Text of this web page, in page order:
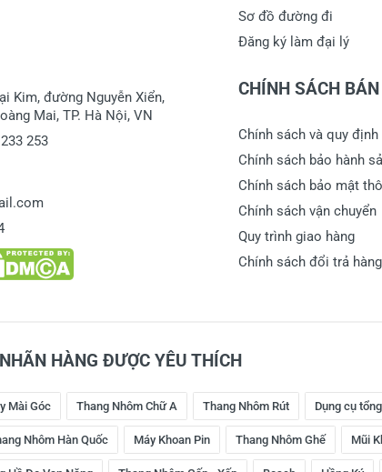
Kim, đường Nguyễn Xiển,
Mai, TP. Hà Nội, VN
253
Sơ đồ đường đi
Đăng ký làm đại lý
CHÍNH SÁCH
Chính sách và quy định
Chính sách bảo hành
Chính sách bảo mật
Chính sách vận chuyển
Quy trình giao hàng
Chính sách đổi trả hàng
HÀNG ĐƯỢC YÊU THÍCH
Mài Góc Thang Nhôm Chữ A Thang Nhôm Rút Dụng cụ
Nhôm Hàn Quốc Máy Khoan Pin Thang Nhôm Ghế Mũi